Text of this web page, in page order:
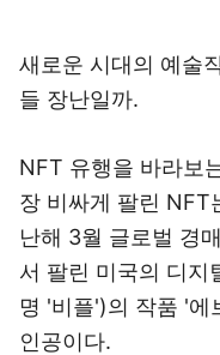
새로운 시대의 예술
들 장난일까.
NFT 유행을 바라보
장 비싸게 팔린 NFT
난해 3월 글로벌 경
서 팔린 미국의 디지
명 '비플')의 작품 '
인공이다.